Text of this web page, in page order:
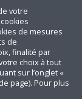
votre
de mesures
de
finalité par
choix à tout
sur l’onglet «
page). Pour plus